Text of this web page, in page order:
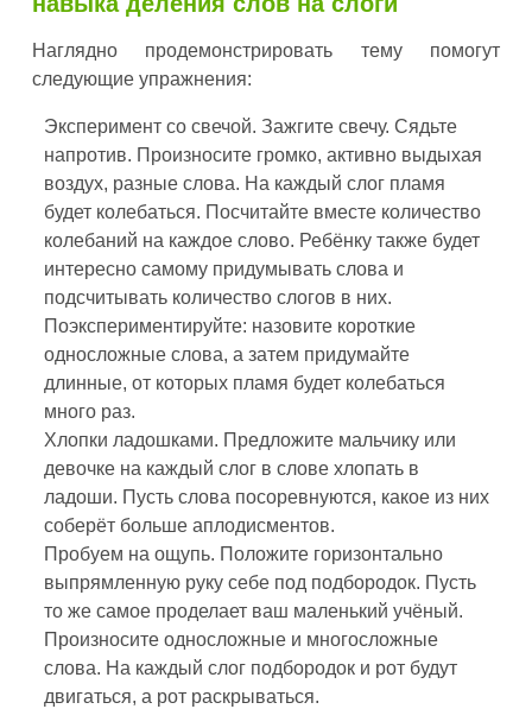
Наглядно продемонстрировать тему помогут
следующие упражнения:
Эксперимент со свечой. Зажгите свечу. Сядьте
напротив. Произносите громко, активно выдыхая
воздух, разные слова. На каждый слог пламя
будет колебаться. Посчитайте вместе количество
колебаний на каждое слово. Ребёнку также будет
интересно самому придумывать слова и
подсчитывать количество слогов в них.
Поэкспериментируйте: назовите короткие
односложные слова, а затем придумайте
длинные, от которых пламя будет колебаться
много раз.
Хлопки ладошками. Предложите мальчику или
девочке на каждый слог в слове хлопать в
ладоши. Пусть слова посоревнуются, какое из них
соберёт больше аплодисментов.
Пробуем на ощупь. Положите горизонтально
выпрямленную руку себе под подбородок. Пусть
то же самое проделает ваш маленький учёный.
Произносите односложные и многосложные
слова. На каждый слог подбородок и рот будут
двигаться, а рот раскрываться.